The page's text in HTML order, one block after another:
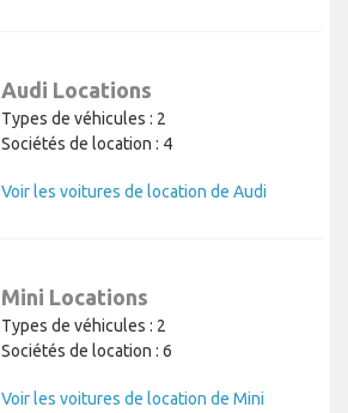
Audi Locations
Types de véhicules : 2
Sociétés de location : 4
Voir les voitures de location de Audi
Mini Locations
Types de véhicules : 2
Sociétés de location : 6
Voir les voitures de location de Mini